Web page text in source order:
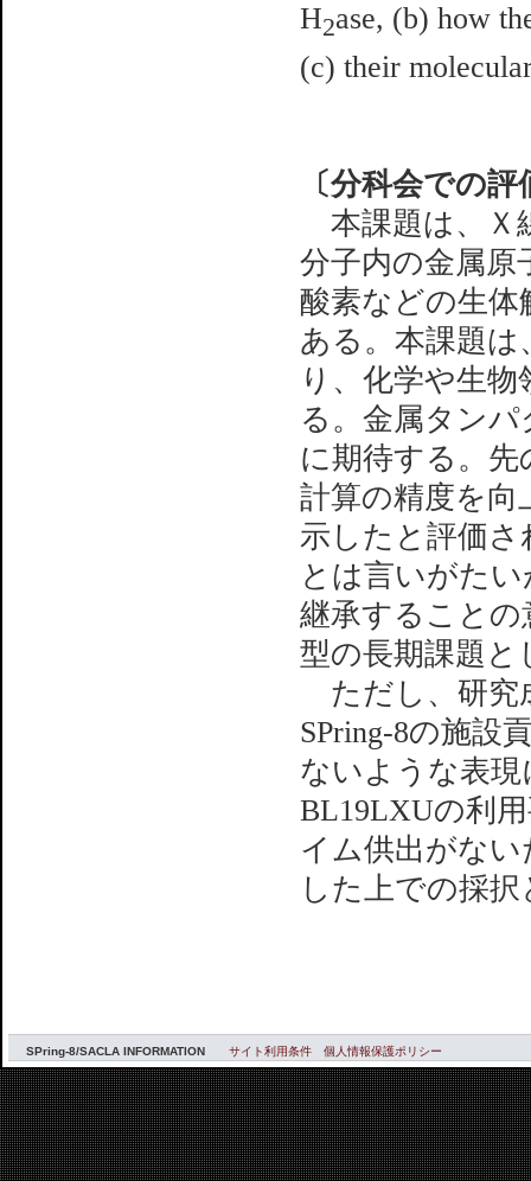
H2ase, (b) how
(c) their
〔分科会での
本課題は、Ｘ
分子内の金属原
酸素などの生
ある。本課題は
り、化学や生
る。金属タン
に期待する。
計算の精度を向
示したと評価
とは言いがた
継承することの
型の長期課題と
ただし、研究
SPring-8の施設
ないような表
BL19LXUの利
イム供出がな
した上での採
SPring-8/SACLA INFORMATION サイト利用条件 個人情報保護ポリシー